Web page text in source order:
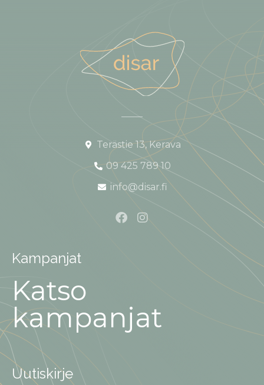
Terästie 13, Kerava
09 425 789 10
info@disar.fi
Kampanjat
Katso
kampanjat
Uutiskirje